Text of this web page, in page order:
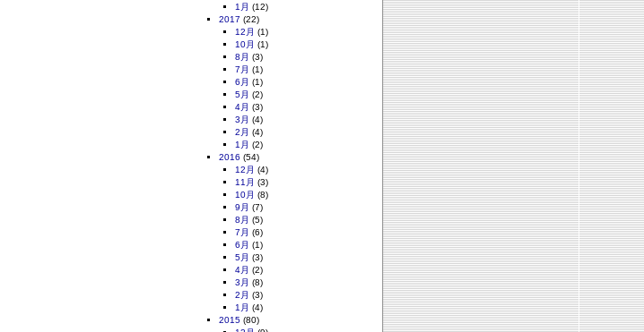
1月 (12)
2017 (22)
12月 (1)
10月 (1)
8月 (3)
7月 (1)
6月 (1)
5月 (2)
4月 (3)
3月 (4)
2月 (4)
1月 (2)
2016 (54)
12月 (4)
11月 (3)
10月 (8)
9月 (7)
8月 (5)
7月 (6)
6月 (1)
5月 (3)
4月 (2)
3月 (8)
2月 (3)
1月 (4)
2015 (80)